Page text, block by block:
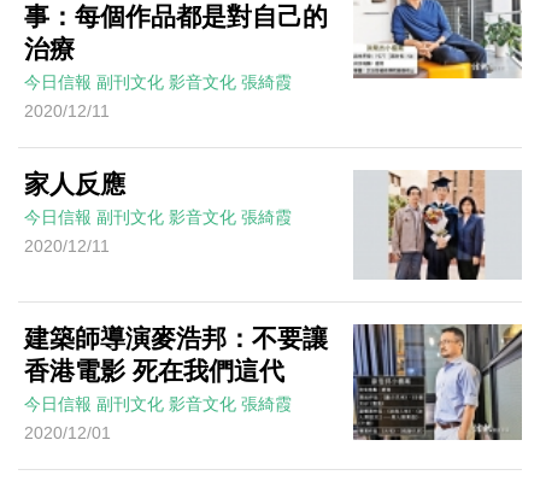
事：每個作品都是對自己的
治療
今日信報 副刊文化 影音文化 張綺霞
2020/12/11
家人反應
今日信報 副刊文化 影音文化 張綺霞
2020/12/11
建築師導演麥浩邦：不要讓
香港電影 死在我們這代
今日信報 副刊文化 影音文化 張綺霞
2020/12/01